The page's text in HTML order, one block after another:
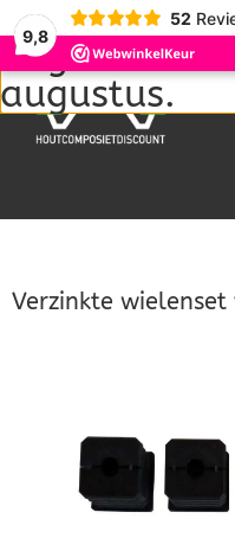
9,8
52
Picknicktafel
Tuinhek
Bloembakken
Verzinkte
Wij zijn met
augustus tot
augustus.